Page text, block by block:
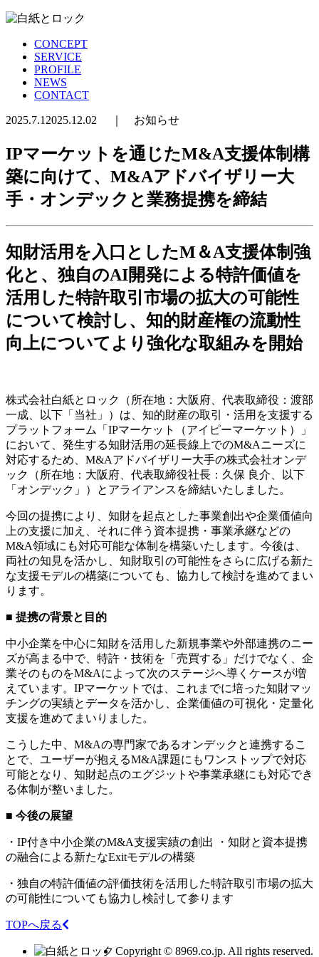
CONCEPT
SERVICE
PROFILE
NEWS
CONTACT
2025.7.1 2025.12.02 お知らせ
IPマーケットを通じたM&A支援体制構
築に向けて、M&Aアドバイザリー大
手・オンデックと業務提携を締結
知財活用を入口としたM＆A支援体制強
化と、独自のAI開発による特許価値を
活用した特許取引市場の拡大の可能性
について検討し、知的財産権の流動性
向上についてより強化な取組みを開始
株式会社白紙とロック（所在地：大阪府、代表取締役：渡部
一成、以下「当社」）は、知的財産の取引・活用を支援する
プラットフォーム「IPマーケット（アイピーマーケット）」
において、発生する知財活用の延長線上でのM&Aニーズに
対応するため、M&Aアドバイザリー大手の株式会社オンデ
ック（所在地：大阪府、代表取締役社長：久保 良介、以下
「オンデック」）とアライアンスを締結いたしました。
今回の提携により、知財を起点とした事業創出や企業価値向
上の支援に加え、それに伴う資本提携・事業承継などの
M&A領域にも対応可能な体制を構築いたします。今後は、
両社の知見を活かし、知財取引の可能性をさらに広げる新た
な支援モデルの構築についても、協力して検討を進めてまい
ります。
■ 提携の背景と目的
中小企業を中心に知財を活用した新規事業や外部連携のニー
ズが高まる中で、特許・技術を「売買する」だけでなく、企
業そのものをM&Aによって次のステージへ導くケースが増
えています。IPマーケットでは、これまでに培った知財マッ
チングの実績とデータを活かし、企業価値の可視化・定量化
支援を進めてまいりました。
こうした中、M&Aの専門家であるオンデックと連携するこ
とで、ユーザーが抱えるM&A課題にもワンストップで対応
可能となり、知財起点のエグジットや事業承継にも対応でき
る体制が整いました。
■ 今後の展望
・IP付き中小企業のM&A支援実績の創出 ・知財と資本提携
の融合による新たなExitモデルの構築
・独自の特許価値の評価技術を活用した特許取引市場の拡大
の可能性についても協力し検討して参ります
TOPへ戻る
Copyright © 8969.co.jp. All rights reserved.